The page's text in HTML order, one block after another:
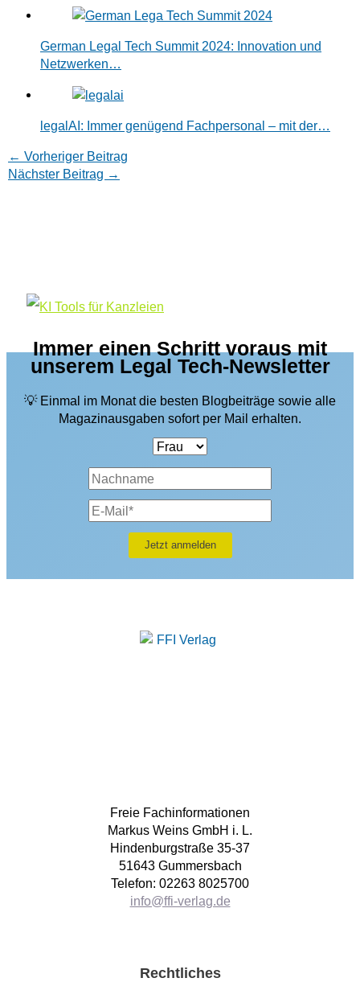
German Legal Tech Summit 2024: Innovation und
Netzwerken…
legalAI: Immer genügend Fachpersonal – mit der…
← Vorheriger Beitrag
Nächster Beitrag →
Immer einen Schritt voraus mit
unserem Legal Tech-Newsletter
💡 Einmal im Monat die besten Blogbeiträge sowie alle
Magazinausgaben sofort per Mail erhalten.
Freie Fachinformationen
Markus Weins GmbH i. L.
Hindenburgstraße 35-37
51643 Gummersbach
Telefon: 02263 8025700
info@ffi-verlag.de
Rechtliches